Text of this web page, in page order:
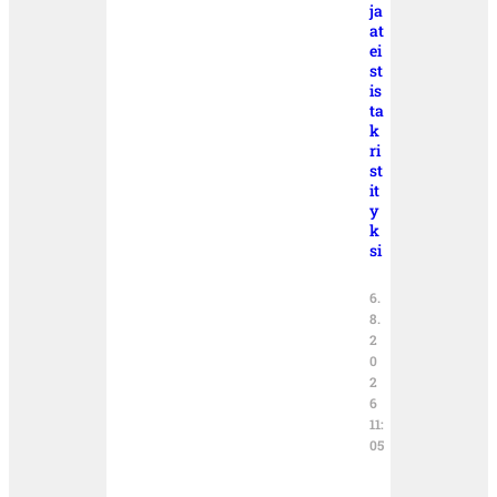
ja
at
ei
st
is
ta
k
ri
st
it
y
k
si
6.
8.
2
0
2
6
11:
05